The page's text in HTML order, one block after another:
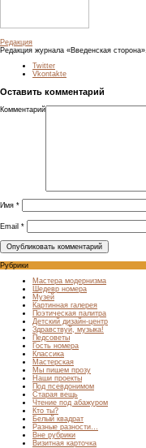
Редакция
Редакция журнала «Введенская сторона».
Twitter
Vkontakte
Оставить комментарий
Комментарий
Имя *
Email *
Рубрики
Мастера модернизма
Шедевр номера
Музей
Картинная галерея
Поэтическая палитра
Детский дизайн-центр
Здравствуй, музыка!
Педсоветы
Гость номера
Классика
Мастерская
Мы пишем прозу
Наши проекты
Под псевдонимом
Старая вещь
Чтение под абажуром
Кто ты?
Белый квадрат
Разные разности…
Вне рубрики
Визитная карточка